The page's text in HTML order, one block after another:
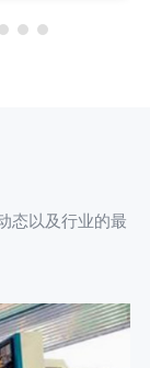
态以及行业的最